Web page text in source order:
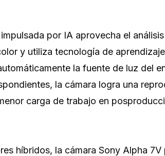
por IA aprovecha el
y utiliza tecnología de
la fuente de luz del
la cámara logra una
carga de trabajo en
híbridos, la cámara Sony Alpha